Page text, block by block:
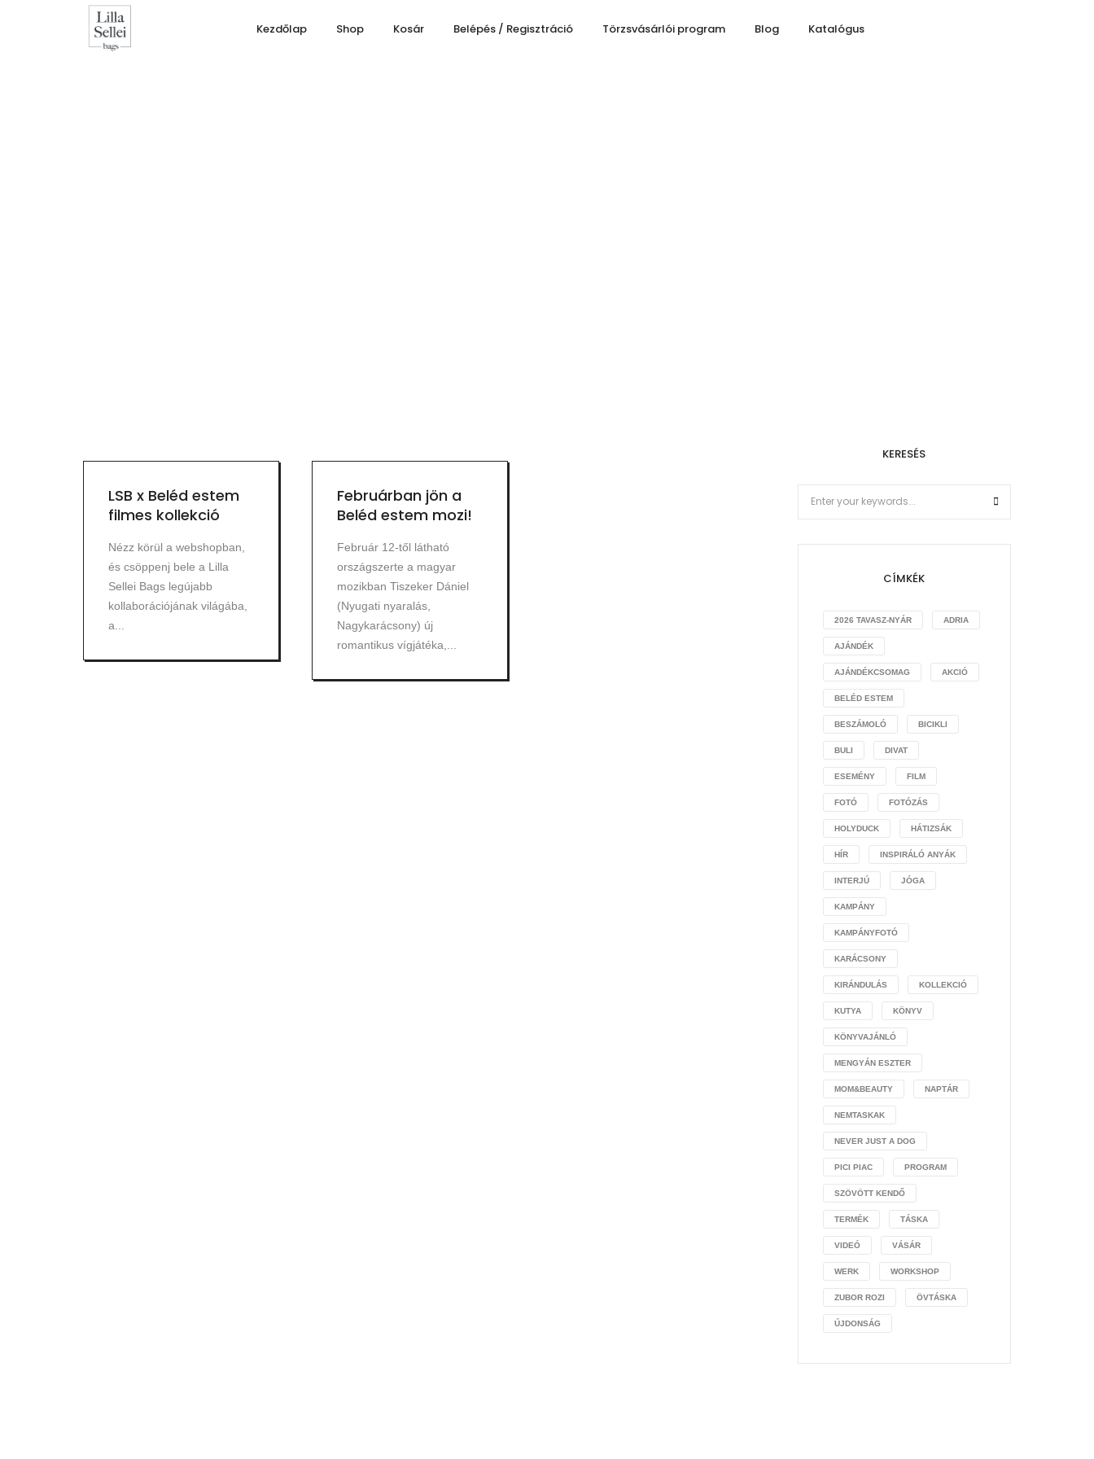
Kezdőlap Shop Kosár Belépés / Regisztráció Törzsvásárlói program Blog Katalógus
LSB x Beléd estem
filmes kollekció
Nézz körül a webshopban,
és csöppenj bele a Lilla
Sellei Bags legújabb
kollaborációjának világába,
a...
Februárban jön a
Beléd estem mozi!
Február 12-től látható
országszerte a magyar
mozikban Tiszeker Dániel
(Nyugati nyaralás,
Nagykarácsony) új
romantikus vígjátéka,...
KERESÉS
CÍMKÉK
2026 TAVASZ-NYÁR ADRIA
AJÁNDÉK
AJÁNDÉKCSOMAG AKCIÓ
BELÉD ESTEM
BESZÁMOLÓ BICIKLI
BULI DIVAT
ESEMÉNY FILM
FOTÓ FOTÓZÁS
HOLYDUCK HÁTIZSÁK
HÍR INSPIRÁLÓ ANYÁK
INTERJÚ JÓGA
KAMPÁNY
KAMPÁNYFOTÓ
KARÁCSONY
KIRÁNDULÁS KOLLEKCIÓ
KUTYA KÖNYV
KÖNYVAJÁNLÓ
MENGYÁN ESZTER
MOM&BEAUTY NAPTÁR
NEMTASKAK
NEVER JUST A DOG
PICI PIAC PROGRAM
SZÖVÖTT KENDŐ
TERMÉK TÁSKA
VIDEÓ VÁSÁR
WERK WORKSHOP
ZUBOR ROZI ÖVTÁSKA
ÚJDONSÁG